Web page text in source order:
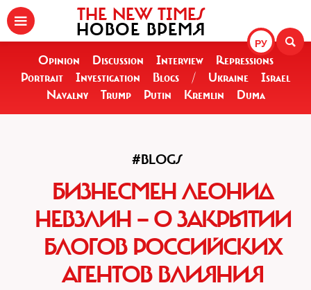
РУ
THE NEW TIMES
НОВОЕ ВРЕМЯ
Opinion Discussion Interview
Repressions
Portrait
Investigation Blogs / Ukraine
Israel
Navalny
Trump Putin Kremlin Duma
#BLOGS
БИЗНЕСМЕН ЛЕОНИД
НЕВЗЛИН — О ЗАКРЫТИИ
БЛОГОВ РОССИЙСКИХ
АГЕНТОВ ВЛИЯНИЯ